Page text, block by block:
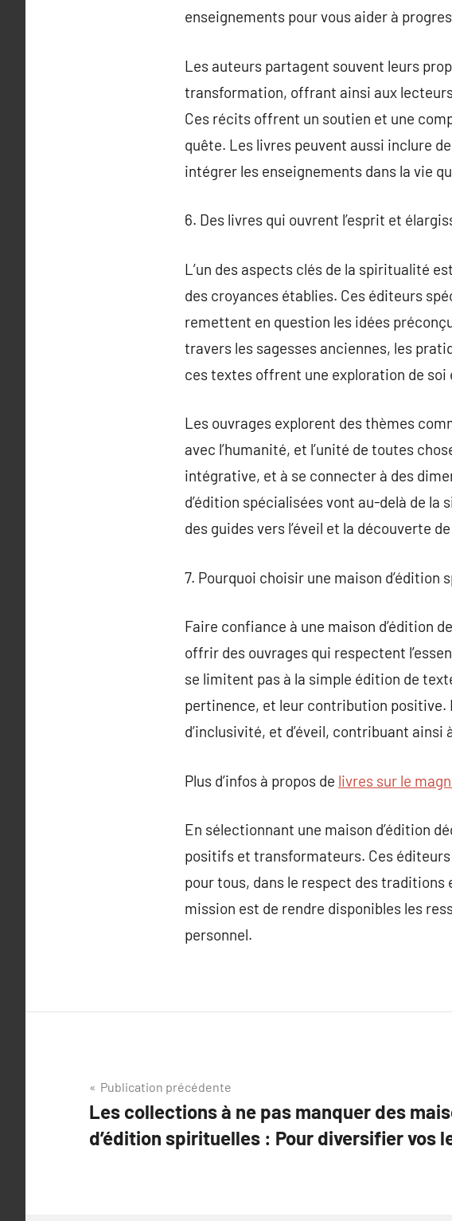
enseignements pour vous aider à
Les auteurs partagent souvent leurs
transformation, offrant ainsi aux
Ces récits offrent un soutien et une
quête. Les livres peuvent aussi inclure
intégrer les enseignements dans la vie
6. Des livres qui ouvrent l’esprit et
L’un des aspects clés de la spiritualité
des croyances établies. Ces éditeurs
remettent en question les idées
travers les sagesses anciennes, les
ces textes offrent une exploration de soi
Les ouvrages explorent des thèmes
avec l’humanité, et l’unité de toutes
intégrative, et à se connecter à des
d’édition spécialisées vont au-delà de
des guides vers l’éveil et la découverte
7. Pourquoi choisir une maison d’édition
Faire confiance à une maison d’édition
offrir des ouvrages qui respectent
se limitent pas à la simple édition de
pertinence, et leur contribution positive.
d’inclusivité, et d’éveil, contribuant
Plus d’infos à propos de livres sur le
En sélectionnant une maison d’édition
positifs et transformateurs. Ces
pour tous, dans le respect des
mission est de rendre disponibles les
personnel.
Navigation
de
l’article
Publication précédente
Les collections à ne pas manquer des
d’édition spirituelles : Pour diversifier vos